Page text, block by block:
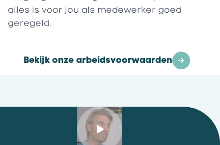
alles is voor jou als medewerker goed
geregeld.
Bekijk onze arbeidsvoorwaarden